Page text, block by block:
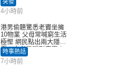
突發
4小時前
港男偷聽驚悉老竇坐擁
10物業 父母常喊窮生活
極慳 網民點出兩大隱
憂：未必是隱形富豪｜
Juicy叮
時事熱話
7小時前